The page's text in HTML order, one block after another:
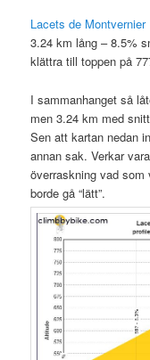
Lacets de Montvernier
3.24 km lång – 8.5%
klättra till toppen på
I sammanhanget så
men 3.24 km med
Sen att kartan nedan
annan sak. Verkar
överraskning vad som
borde gå “lätt”.